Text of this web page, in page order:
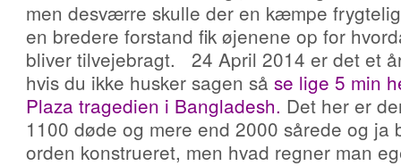
men desværre skulle der en kæmpe
en bredere forstand fik øjenene op for
bliver tilvejebragt. 24 April 2014 er det et
hvis du ikke husker sagen så se lige 5 min
Plaza tragedien i Bangladesh. Det her er
1100 døde og mere end 2000 sårede og ja
orden konstrueret, men hvad regner man